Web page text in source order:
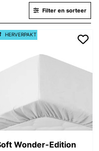
Filter en sorteer
Wonder-Edition
HERVERPAKT